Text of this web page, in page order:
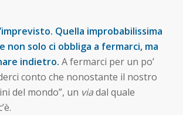
Quella improbabilissima
non solo ci obbliga a fermarci, ma
indietro. A fermarci per un po’
conto che nonostante il nostro
del mondo”, un viadal quale